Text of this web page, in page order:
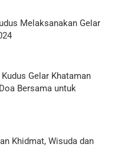
Melaksanakan Gelar
Gelar Khataman
Bersama untuk
Khidmat, Wisuda dan